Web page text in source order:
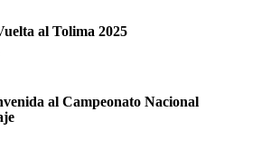
al Tolima 2025
al Campeonato Nacional